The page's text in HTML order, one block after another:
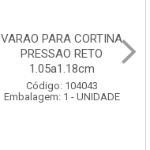
VARAO PARA CORTINA
PRESSAO RETO
1.05a1.18cm
Código: 104043
Embalagem: 1 - UNIDADE